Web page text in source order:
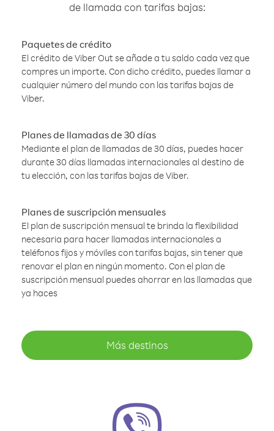
de llamada con tarifas bajas:
Paquetes de crédito
El crédito de Viber Out se añade a tu saldo cada vez que
compres un importe. Con dicho crédito, puedes llamar a
cualquier número del mundo con las tarifas bajas de
Viber.
Planes de llamadas de 30 días
Mediante el plan de llamadas de 30 días, puedes hacer
durante 30 días llamadas internacionales al destino de
tu elección, con las tarifas bajas de Viber.
Planes de suscripción mensuales
El plan de suscripción mensual te brinda la flexibilidad
necesaria para hacer llamadas internacionales a
teléfonos fijos y móviles con tarifas bajas, sin tener que
renovar el plan en ningún momento. Con el plan de
suscripción mensual puedes ahorrar en las llamadas que
ya haces
Más destinos